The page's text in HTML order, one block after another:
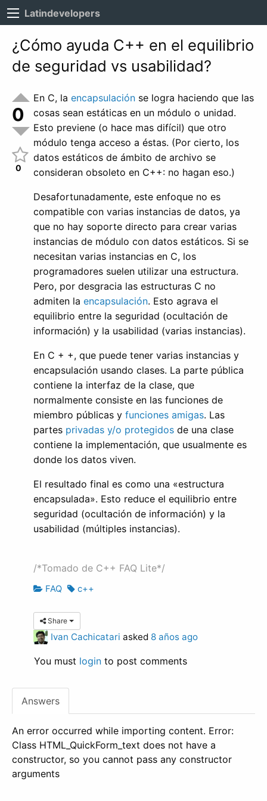
Latindevelopers
¿Cómo ayuda C++ en el equilibrio
de seguridad vs usabilidad?
0
0
En C, laencapsulación se logra haciendo que las
cosas sean estáticas en un módulo o unidad.
Esto previene (o hace mas difícil) que otro
módulo tenga acceso a éstas. (Por cierto, los
datos estáticos de ámbito de archivo se
consideran obsoleto en C++: no hagan eso.)
Desafortunadamente, este enfoque no es
compatible con varias instancias de datos, ya
que no hay soporte directo para crear varias
instancias de módulo con datos estáticos. Si se
necesitan varias instancias en C, los
programadores suelen utilizar una estructura.
Pero, por desgracia las estructuras C no
admiten laencapsulación. Esto agrava el
equilibrio entre la seguridad (ocultación de
información) y la usabilidad (varias instancias).
En C + +, que puede tener varias instancias y
encapsulación usando clases. La parte pública
contiene la interfaz de la clase, que
normalmente consiste en las funciones de
miembro públicas yfunciones amigas. Las
partes privadas y/o protegidos de una clase
contiene la implementación, que usualmente es
donde los datos viven.
El resultado final es como una «estructura
encapsulada». Esto reduce el equilibrio entre
seguridad (ocultación de información) y la
usabilidad (múltiples instancias).
/*Tomado de C++ FAQ Lite*/
FAQ c++
Share
Ivan Cachicatari asked 8 años ago
You must login to post comments
Answers
An error occurred while importing content. Error:
Class HTML_QuickForm_text does not have a
constructor, so you cannot pass any constructor
arguments